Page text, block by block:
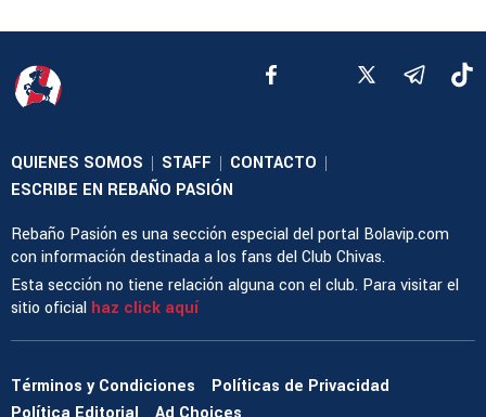
QUIENES SOMOS | STAFF | CONTACTO |
ESCRIBE EN REBAÑO PASIÓN
Rebaño Pasión es una sección especial del portal Bolavip.com
con información destinada a los fans del Club Chivas.
Esta sección no tiene relación alguna con el club. Para visitar el
sitio oficial haz click aquí
Términos y Condiciones
Políticas de Privacidad